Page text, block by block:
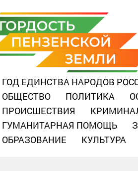
ГОД ЕДИНСТВА НАРОДОВ
ОБЩЕСТВО
ПОЛИТИКА
ПРОИСШЕСТВИЯ
ГУМАНИТАРНАЯ ПОМОЩЬ
ОБРАЗОВАНИЕ
КУЛЬТУРА